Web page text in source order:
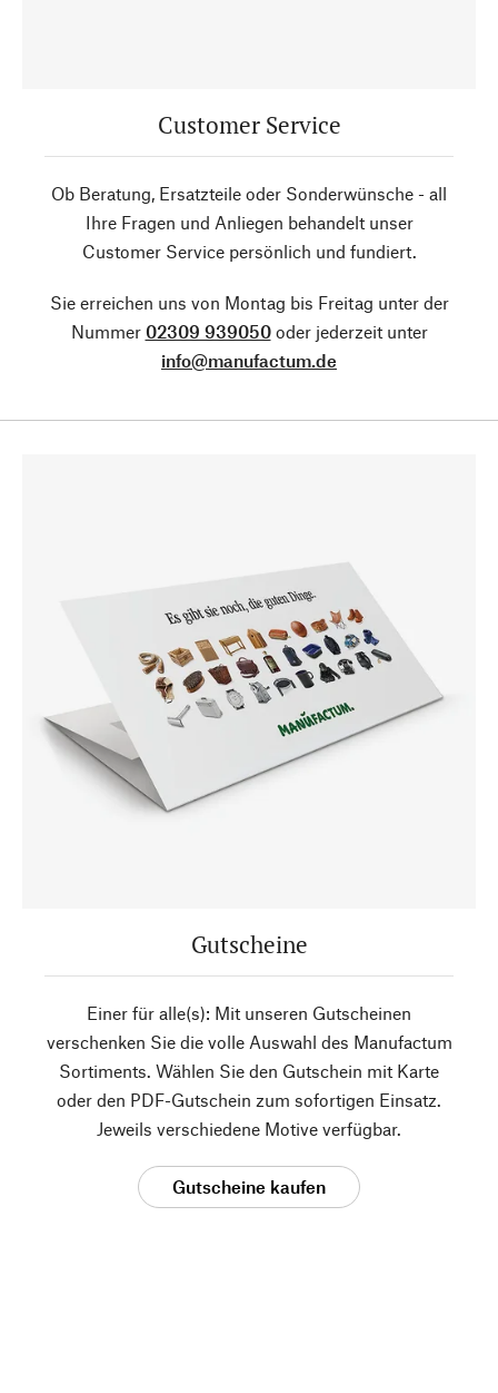
Customer Service
Ob Beratung, Ersatzteile oder Sonderwünsche - all
Ihre Fragen und Anliegen behandelt unser
Customer Service persönlich und fundiert.
Sie erreichen uns von Montag bis Freitag unter der
Nummer 02309 939050oder jederzeit unter
info@manufactum.de
Gutscheine
Einer für alle(s): Mit unseren Gutscheinen
verschenken Sie die volle Auswahl des Manufactum
Sortiments. Wählen Sie den Gutschein mit Karte
oder den PDF-Gutschein zum sofortigen Einsatz.
Jeweils verschiedene Motive verfügbar.
Gutscheine kaufen